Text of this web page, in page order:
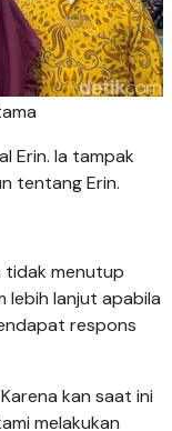
Erin. Ia tampak
tentang Erin.
tidak menutup
lebih lanjut apabila
respons
kan saat ini
melakukan